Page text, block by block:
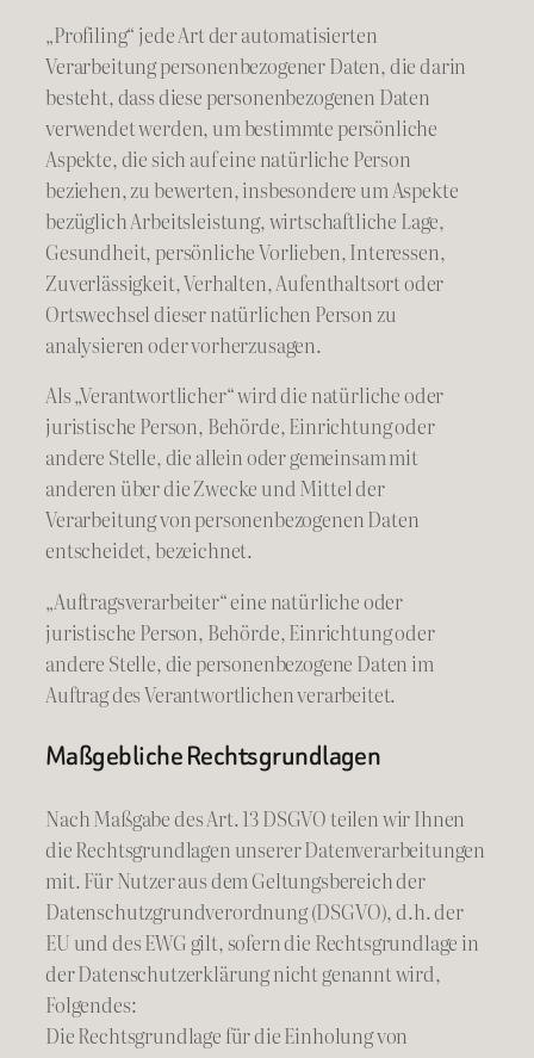
„Profiling“ jede Art der automatisierten
Verarbeitung personenbezogener Daten, die darin
besteht, dass diese personenbezogenen Daten
verwendet werden, um bestimmte persönliche
Aspekte, die sich auf eine natürliche Person
beziehen, zu bewerten, insbesondere um Aspekte
bezüglich Arbeitsleistung, wirtschaftliche Lage,
Gesundheit, persönliche Vorlieben, Interessen,
Zuverlässigkeit, Verhalten, Aufenthaltsort oder
Ortswechsel dieser natürlichen Person zu
analysieren oder vorherzusagen.
Als „Verantwortlicher“ wird die natürliche oder
juristische Person, Behörde, Einrichtung oder
andere Stelle, die allein oder gemeinsam mit
anderen über die Zwecke und Mittel der
Verarbeitung von personenbezogenen Daten
entscheidet, bezeichnet.
„Auftragsverarbeiter“ eine natürliche oder
juristische Person, Behörde, Einrichtung oder
andere Stelle, die personenbezogene Daten im
Auftrag des Verantwortlichen verarbeitet.
Maßgebliche Rechtsgrundlagen
Nach Maßgabe des Art. 13 DSGVO teilen wir Ihnen
die Rechtsgrundlagen unserer Datenverarbeitungen
mit. Für Nutzer aus dem Geltungsbereich der
Datenschutzgrundverordnung (DSGVO), d.h. der
EU und des EWG gilt, sofern die Rechtsgrundlage in
der Datenschutzerklärung nicht genannt wird,
Folgendes:
Die Rechtsgrundlage für die Einholung von